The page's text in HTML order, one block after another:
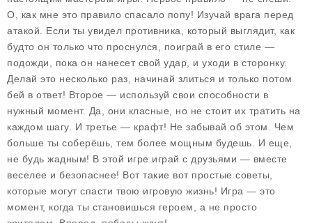
О, как мне это правило спасало попу! Изучай врага перед
атакой. Если ты увидел противника, который выглядит, как
будто он только что проснулся, поиграй в его стиле —
подожди, пока он нанесет свой удар, и уходи в сторонку.
Делай это несколько раз, начинай злиться и только потом
бей в ответ! Второе — используй свои способности в
нужный момент. Да, они класные, но не стоит их тратить на
каждом шагу. И третье — крафт! Не забывай об этом. Чем
больше ты соберёшь, тем более мощным будешь. И еще,
не будь жадным! В этой игре играй с друзьями — вместе
веселее и безопаснее! Вот такие вот простые советы,
которые могут спасти твою игровую жизнь! Игра — это
момент, когда ты становишься героем, а не просто